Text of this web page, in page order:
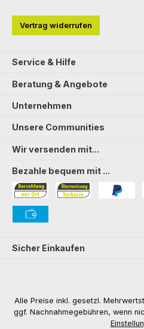
Vertrag widerrufen
Service & Hilfe
Beratung & Angebote
Unternehmen
Unsere Communities
Wir versenden mit...
Bezahle bequem mit ...
Bezahlung in der Filiale
Sicher Einkaufen
Alle Preise inkl. gesetzl.
ggf. Nachnahmegebühren, wenn